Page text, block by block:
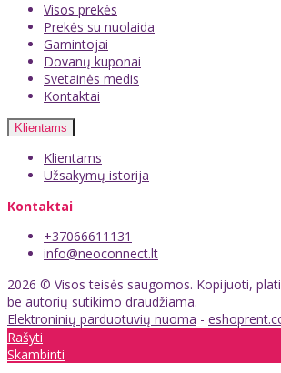
Visos prekės
Prekės su nuolaida
Gamintojai
Dovanų kuponai
Svetainės medis
Kontaktai
Klientams
Klientams
Užsakymų istorija
Kontaktai
+37066611131
info@neoconnect.lt
2026 © Visos teisės saugomos. Kopijuoti,
be autorių sutikimo draudžiama.
Elektroninių parduotuvių nuoma -
Rašyti
Skambinti